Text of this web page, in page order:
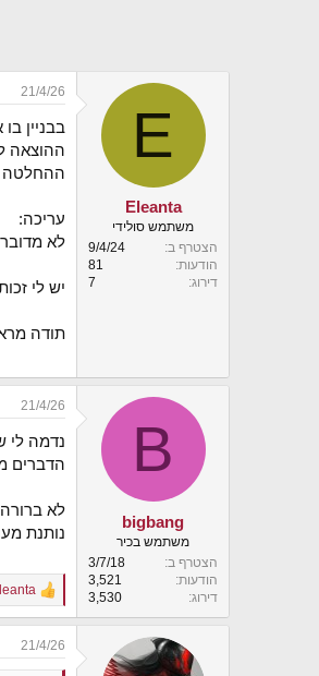
ר
E
Eleanta
משתמש סולידי
הצטרף ב
9/4/24
הודעות
81
דירוג
7
21/4/26
בבניין
ההוצאה לכל דירה היא
ההחלטה
עריכה:
לא מדובר
יש לי
תודה
B
bigbang
משתמש בכיר
הצטרף ב
3/7/18
הודעות
3,521
דירוג
3,530
21/4/26
נדמה לי
הדברים
לא
נותנת
R
e
c
t
21/4/26